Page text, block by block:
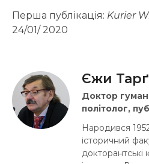
Перша публікація: Kurier
24/01/ 2020
Єжи
Доктор
політолог,
Народився
історичний
докторантські